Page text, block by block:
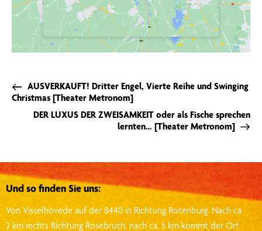
AUSVERKAUFT! Dritter Engel, Vierte Reihe und Swinging
Christmas [Theater Metronom]
DER LUXUS DER ZWEISAMKEIT oder als Fische sprechen
lernten… [Theater Metronom]
Und so finden Sie uns:
Von Visselhövede auf der B440 in Richtung Rotenburg. Nach ca.
2 km rechts Richtung Rosebruch, nach ca. 5 km kommt der Ort